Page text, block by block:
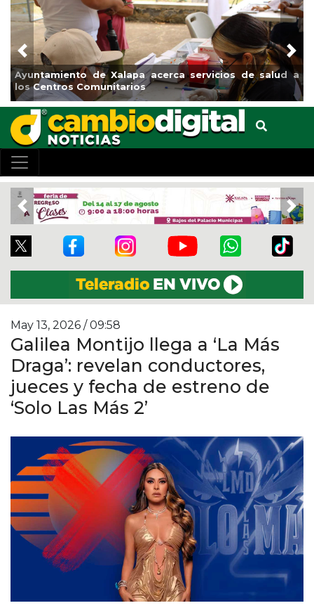
de Xalapa acerca servicios de salud a
Comunitarios
Municipio
el
Previous
Previous
May 13, 2026 / 09:58
Galilea Montijo llega a ‘La Más
Draga’: revelan conductores,
jueces y fecha de estreno de
‘Solo Las Más 2’